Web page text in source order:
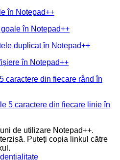
în Notepad++
în Notepad++
duplicat în Notepad++
în Notepad++
caractere din fiecare rând în
5 caractere din fiecare linie în
de utilizare Notepad++.
Puteți copia linkul către